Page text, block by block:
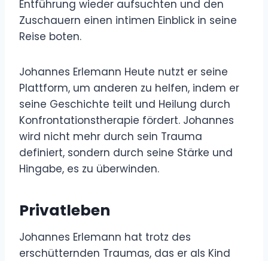
Entführung wieder aufsuchten und den
Zuschauern einen intimen Einblick in seine
Reise boten.
Johannes Erlemann Heute nutzt er seine
Plattform, um anderen zu helfen, indem er
seine Geschichte teilt und Heilung durch
Konfrontationstherapie fördert. Johannes
wird nicht mehr durch sein Trauma
definiert, sondern durch seine Stärke und
Hingabe, es zu überwinden.
Privatleben
Johannes Erlemann hat trotz des
erschütternden Traumas, das er als Kind